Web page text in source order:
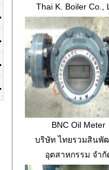
Thai K. Boiler Co.,
BNC Oil Meter
บริษัท ไทยรวมสินพั
อุตสาหกรรม จำกั